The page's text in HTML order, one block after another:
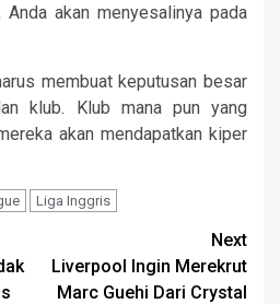
Anda akan menyesalinya pada
membuat keputusan besar
klub. Klub mana pun yang
akan mendapatkan kiper
Liga Inggris
Next
Liverpool Ingin Merekrut
Marc Guehi Dari Crystal